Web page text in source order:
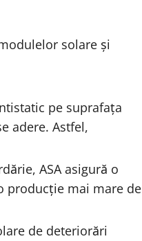
solare și
pe suprafața
adere. Astfel,
ASA asigură o
producție mai mare de
de deteriorări